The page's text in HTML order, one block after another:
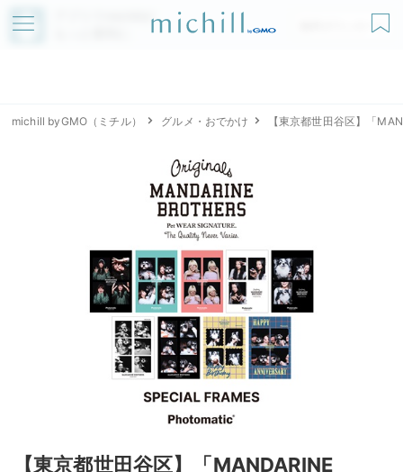
アプリでmichillが
無料ダウンロード
michill byGMO（ミチル） グルメ・おでかけ 【東京都世田谷区】「
【東京都世田谷区】「MANDARINE